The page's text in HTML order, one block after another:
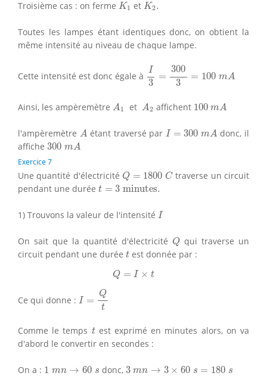
Troisième cas : on ferme K1 et K2.
Toutes les lampes étant identiques donc, on obtient la
même intensité au niveau de chaque lampe.
Cette intensité est donc égale à
I
3
=
300
3
= 100 mA
3 3003=
Ainsi, les ampèremètre A1
A et A2
A affichent 100 mA
100m A
l'ampèremètre A
A étant traversé par I = 300 mA
I= 300mA
donc, il
affiche 300 mA
300 m A
Exercice 7
Une quantité d'électricité Q = 1800 C
Q 1800C traverse un circuit
pendant une durée t = 3 minutes.
t minutes.
1) Trouvons la valeur de l'intensité I
I
On sait que la quantité d'électricité Q
Q qui traverse un
circuit pendant une durée t
t est donnée par :
Q = I × t
I× t
Ce qui donne : I =
Q
t
Comme le temps t
test exprimé en minutes alors, on va
d'abord le convertir en secondes :
On a : 1 mn → 60 s
1 mn→ 60s donc, 3 mn → 3 × 60 s = 180 s
3mn→ 3 × 60s= 180 s